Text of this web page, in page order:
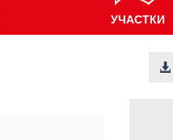
УЧАСТКИ